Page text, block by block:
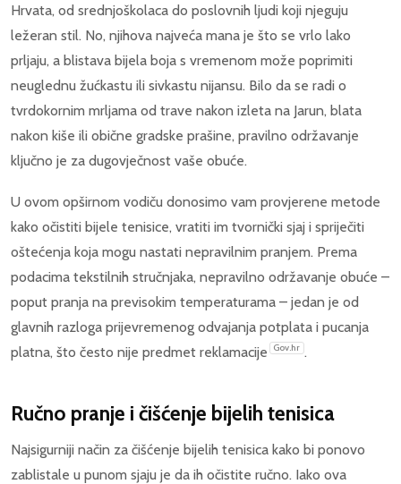
Hrvata, od srednjoškolaca do poslovnih ljudi koji njeguju
ležeran stil. No, njihova najveća mana je što se vrlo lako
prljaju, a blistava bijela boja s vremenom može poprimiti
neuglednu žućkastu ili sivkastu nijansu. Bilo da se radi o
tvrdokornim mrljama od trave nakon izleta na Jarun, blata
nakon kiše ili obične gradske prašine, pravilno održavanje
ključno je za dugovječnost vaše obuće.
U ovom opširnom vodiču donosimo vam provjerene metode
kako očistiti bijele tenisice, vratiti im tvornički sjaj i spriječiti
oštećenja koja mogu nastati nepravilnim pranjem. Prema
podacima tekstilnih stručnjaka, nepravilno održavanje obuće –
poput pranja na previsokim temperaturama – jedan je od
glavnih razloga prijevremenog odvajanja potplata i pucanja
platna, što često nije predmet reklamacije
Gov.hr .
Ručno pranje i čišćenje bijelih tenisica
Najsigurniji način za čišćenje bijelih tenisica kako bi ponovo
zablistale u punom sjaju je da ih očistite ručno. Iako ova